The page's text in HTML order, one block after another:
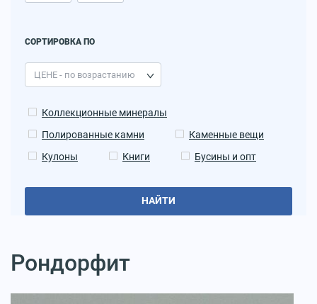
СОРТИРОВКА ПО
Коллекционные минералы
Полированные камни
Каменные вещи
Кулоны
Книги Бусины и опт
НАЙТИ
Рондорфит